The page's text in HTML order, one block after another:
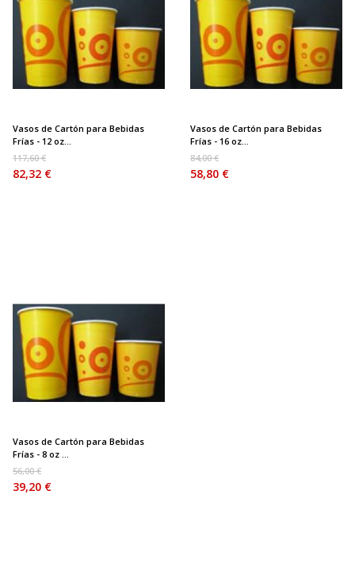
Vasos de Cartón para Bebidas
Frías - 12 oz...
117,60 €
82,32 €
Vasos de Cartón para Bebidas
Frías - 16 oz...
84,00 €
58,80 €
Vasos de Cartón para Bebidas
Frías - 8 oz ...
56,00 €
39,20 €